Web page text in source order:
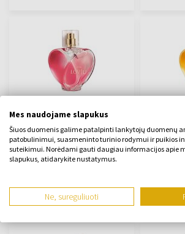
Avon Lov U Parfumuotas
vanduo
50ml - Parfumuotas vanduo
- Moterys
Bus išsiųsta 11.08.
14,00 €
50ml -
-
14,00
Mes naudojame slapukus
Šiuos duomenis galime patalpinti lankytojų duomenų
patobulinimui, suasmeninto turinio rodymui ir puikios
suteikimui. Norėdami gauti daugiau informacijos apie
slapukus, atidarykite nustatymus.
Ne, sureguliuoti